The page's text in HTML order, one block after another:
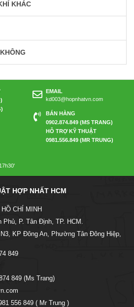
KHÁC
EMAIL
kd003@hopnhatvn.com
BÁN HÀNG
0902.874.849 (MS TRANG)
HỖ TRỢ KỸ THUẬT
0981.556.849 (MR TRUNG)
HỢP NHẤT HCM
CHÍ MINH
P. Tân Định, TP. HCM.
KP Đông An, Phường Tân Đông Hiệp,
849
849 (Ms Trang)
556 849 ( Mr Trung )